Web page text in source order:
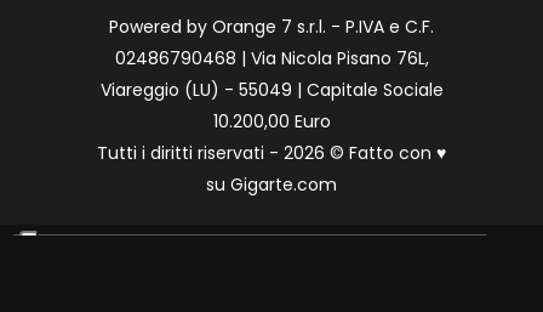
Powered by Orange 7 s.r.l. - P.IVA e C.F.
02486790468 | Via Nicola Pisano 76L,
Viareggio (LU) - 55049 | Capitale Sociale
10.200,00 Euro
Tutti i diritti riservati - 2026 © Fatto con ♥
su Gigarte.com